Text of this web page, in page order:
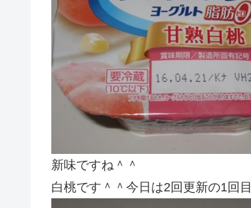
新味ですね＾＾
白桃です＾＾今日は2回更新の1回目